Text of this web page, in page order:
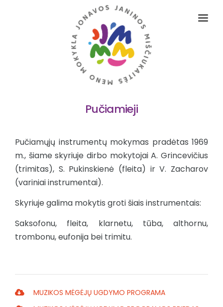
ADMINISTRACINĖ INFORMACIJA
STRUKTŪRA IR KONTAKTAI
PASLAUGOS
D.U.K.
Pučiamieji
Pučiamųjų instrumentų mokymas pradėtas 1969
m., šiame skyriuje dirbo mokytojai A. Grincevičius
(trimitas), S. Pukinskienė (fleita) ir V. Zacharov
(variniai instrumentai).
Skyriuje galima mokytis groti šiais instrumentais:
Saksofonu, fleita, klarnetu, tūba, althornu,
trombonu, eufonija bei trimitu.
MUZIKOS MĖGĖJŲ UGDYMO PROGRAMA